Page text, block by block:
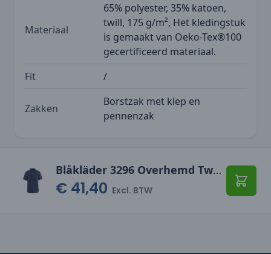
Materiaal
65% polyester, 35% katoen,
twill, 175 g/m², Het kledingstuk
is gemaakt van Oeko-Tex®100
gecertificeerd materiaal.
Fit
/
Zakken
Borstzak met klep en
pennenzak
Blåkläder 3296 Overhemd Twill korte mouw
€ 41,40 Excl. BTW